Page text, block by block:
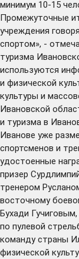
минимум 10-15
Промежуточные
учреждения
спортом», -
туризма
используются
и физической
культуры и
Ивановской
и туризма в
Иванове уже
спортсменов и
удостоенные
призер
тренером
восточному
Бухади
по пулевой
команду страны
физической